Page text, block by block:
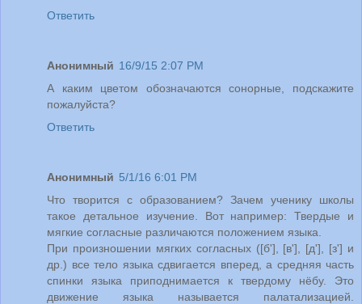
Ответить
Анонимный 16/9/15 2:07 PM
А каким цветом обозначаются сонорные, подскажите
пожалуйста?
Ответить
Анонимный 5/1/16 6:01 PM
Что творится с образованием? Зачем ученику школы
такое детальное изучение. Вот например: Твердые и
мягкие согласные различаются положением языка.
При произношении мягких согласных ([б'], [в'], [д'], [з'] и
др.) все тело языка сдвигается вперед, а средняя часть
спинки языка приподнимается к твердому нёбу. Это
движение языка называется палатализацией.